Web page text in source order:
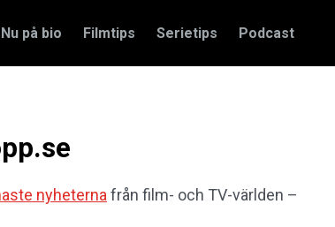
Nu på bio Filmtips Serietips Podcast
nyheterna från film- och TV-världen –